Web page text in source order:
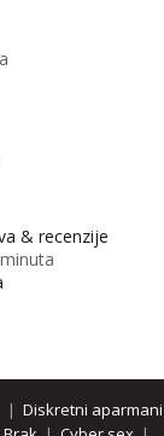
& recenzije
| Diskretni aparmani